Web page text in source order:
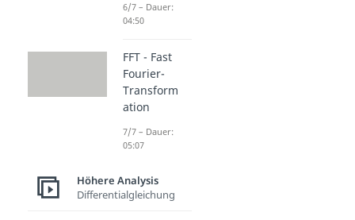
6/7 – Dauer:
04:50
FFT - Fast
Fourier-
Transform
ation
7/7 – Dauer:
05:07
Höhere Analysis
Differentialgleichung